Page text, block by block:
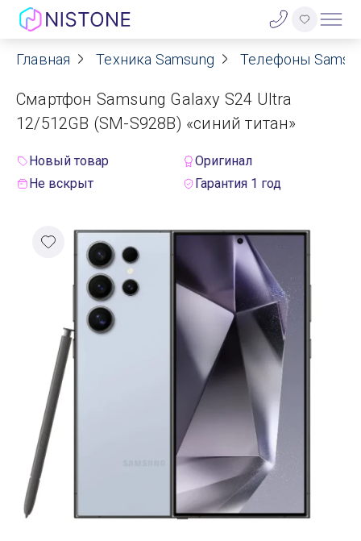
Акции
О нас
Договор оферты
Реквизиты
Контакты
Гарантия
Оплата
Trade-In
Главная Техника Samsung Телефоны
Смартфон Samsung Galaxy S24 Ultra
12/512GB (SM-S928B) «синий титан»
Новый товар
Оригинал
Не вскрыт
Гарантия 1 год